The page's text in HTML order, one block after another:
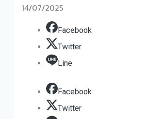
14/07/2025
Facebook
Twitter
Line
Facebook
Twitter